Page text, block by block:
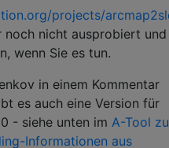
projects/
noch nicht ausprobiert und
wenn Sie es tun.
in einem Kommentar
es auch eine Version für
- siehe unten im A-Tool
Informationen aus